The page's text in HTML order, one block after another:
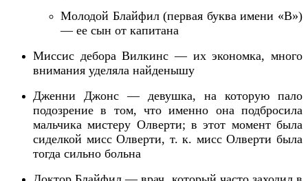
Молодой Блайфил(первая буква имени «В»)
— ее сын от капитана
Миссис дебора Вилкинс — ихэкономка,много
внимания уделяла найденышу
Дженни Джонс — девушка, на которую пало
подозрение в том, что именно она подбросила
мальчика мистеру Олверти; в этот момент была
сиделкой мисс Олверти, т. к. мисс Олверти была
тогда сильно больна